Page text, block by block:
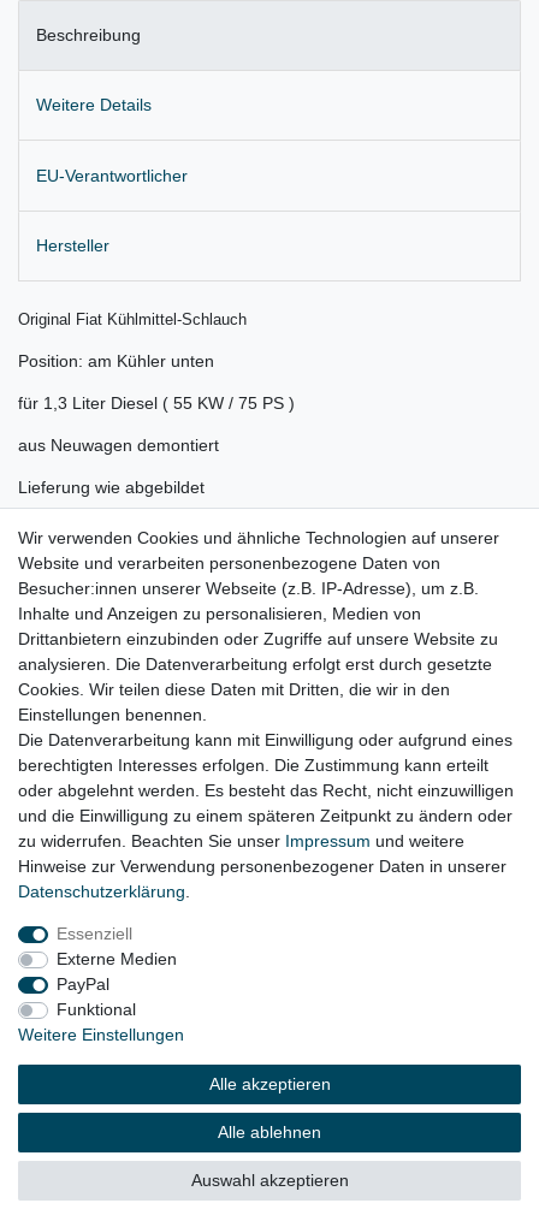
Beschreibung
Weitere Details
EU-Verantwortlicher
Hersteller
Original Fiat Kühlmittel-Schlauch
Position: am Kühler unten
für 1,3 Liter Diesel ( 55 KW / 75 PS )
aus Neuwagen demontiert
Lieferung wie abgebildet
z.B. für:
Fiat 500 Bj. 2007 - 2011
Fiat 500C Bj. 2009 - 2011
Gerne prüfen wir für Sie anhand Ihrer Fahrgestellnummer (VIN)
ob der Artikel bei Ihrem Fahrzeug passt
Lieferzeit etwa 1 bis 3 Werktage
Wir verwenden Cookies und ähnliche Technologien auf unserer
Website und verarbeiten personenbezogene Daten von
Besucher:innen unserer Webseite (z.B. IP-Adresse), um z.B.
Inhalte und Anzeigen zu personalisieren, Medien von
Drittanbietern einzubinden oder Zugriffe auf unsere Website zu
analysieren. Die Datenverarbeitung erfolgt erst durch gesetzte
Cookies. Wir teilen diese Daten mit Dritten, die wir in den
Einstellungen benennen.
Die Datenverarbeitung kann mit Einwilligung oder aufgrund eines
berechtigten Interesses erfolgen. Die Zustimmung kann erteilt
oder abgelehnt werden. Es besteht das Recht, nicht einzuwilligen
und die Einwilligung zu einem späteren Zeitpunkt zu ändern oder
zu widerrufen. Beachten Sie unser Impressum und weitere
Hinweise zur Verwendung personenbezogener Daten in unserer
Daten­schutz­erklärung
Essenziell
Externe Medien
PayPal
Funktional
Weitere Einstellungen
Alle akzeptieren
Alle ablehnen
Auswahl akzeptieren
Impressum
Widerrufs­recht
© Copyright 2026 | Alle Rechte vorbehalten.